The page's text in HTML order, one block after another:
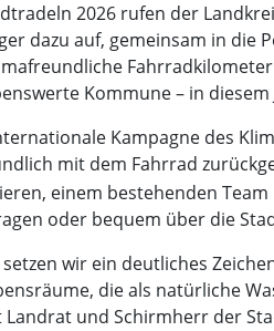
2026 rufen der
dazu auf, gemeinsam in die
Kommune – in
Kampagne des
mit dem Fahrrad
einem bestehenden
oder bequem über die
wir ein deutliches
die als natürliche
Landrat und Schirmherr der